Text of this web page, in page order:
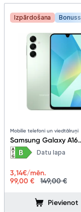
Izpārdošana Bonuss
Mobilie telefoni un viedtālruņi
Samsung Galaxy A16
4+128GB Light Green
Datu lapa
99,00 € 149,00 €
3,14€/mēn.
Pievienot